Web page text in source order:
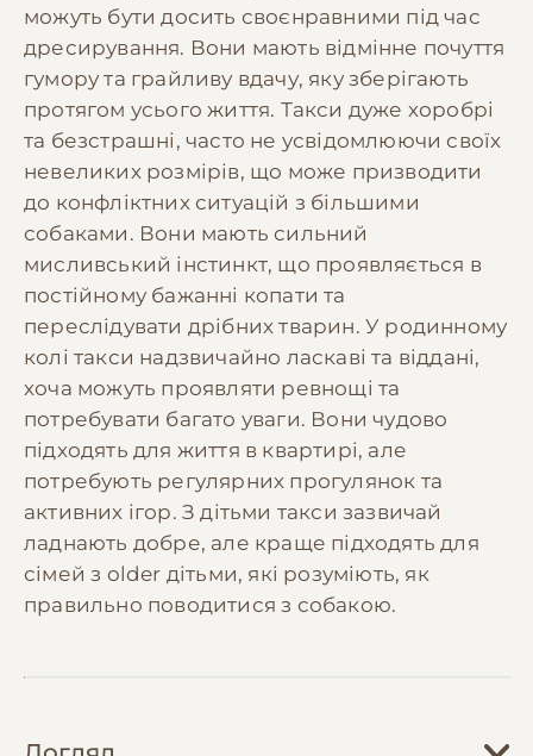
можуть бути досить своєнравними під час
дресирування. Вони мають відмінне почуття
гумору та грайливу вдачу, яку зберігають
протягом усього життя. Такси дуже хоробрі
та безстрашні, часто не усвідомлюючи своїх
невеликих розмірів, що може призводити
до конфліктних ситуацій з більшими
собаками. Вони мають сильний
мисливський інстинкт, що проявляється в
постійному бажанні копати та
переслідувати дрібних тварин. У родинному
колі такси надзвичайно ласкаві та віддані,
хоча можуть проявляти ревнощі та
потребувати багато уваги. Вони чудово
підходять для життя в квартирі, але
потребують регулярних прогулянок та
активних ігор. З дітьми такси зазвичай
ладнають добре, але краще підходять для
сімей з older дітьми, які розуміють, як
правильно поводитися з собакою.